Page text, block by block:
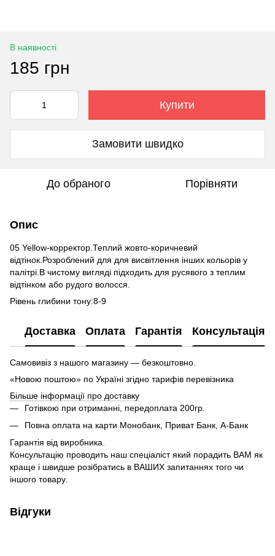
В наявності
185 грн
Купити
Замовити швидко
До обраного Порівняти
Опис
05 Yellow-корректор.Теплий жовто-коричневий
відтінок.Розроблений для для висвітлення інших кольорів у
палітрі.В чистому вигляді підходить для русявого з теплим
відтінком або рудого волосся.
Рівень глибини тону:8-9
Доставка Оплата Гарантія Консультація
Самовивіз з нашого магазину — безкоштовно.
«Новою поштою» по Україні згідно тарифів перевізника
Більше інформації про доставку
Готівкою при отриманні, передоплата 200гр.
Повна оплата на карти Монобанк, Приват Банк, А-Банк
Гарантія від виробника.
Консультацію проводить наш спеціаліст який порадить ВАМ як
краще і швидше розібратись в ВАШИХ запитаннях того чи
іншого товару.
Відгуки